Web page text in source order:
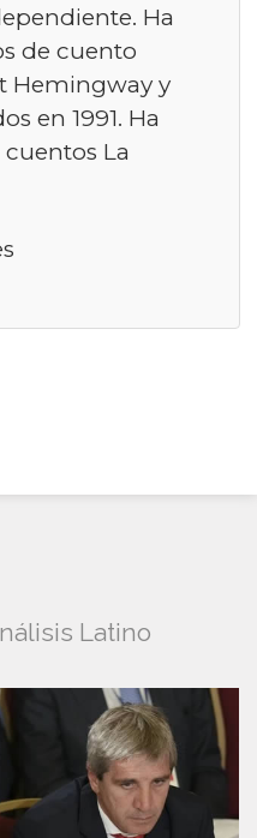
Ha
de cuento
Hemingway y
en 1991. Ha
La
Latino